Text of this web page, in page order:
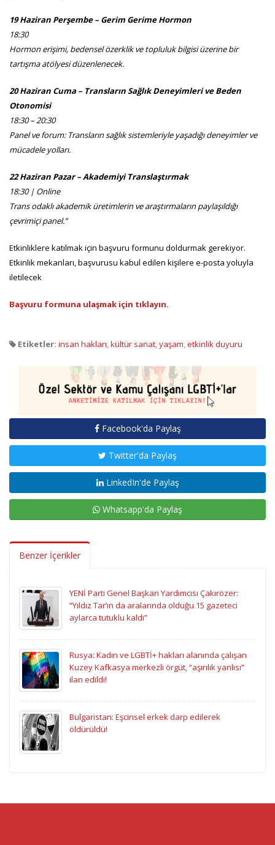
19 Haziran Perşembe – Gerim Gerime Hormon
18:30
Hormon erişimi, bedensel özerklik ve topluluk bilgisi üzerine bir
tartışma atölyesi düzenlenecek.
20 Haziran Cuma – Transların Sağlık Deneyimleri ve Beden
Otonomisi
18:30 – 20:30
Panel ve forum: Transların sağlık sistemleriyle yaşadığı deneyimler ve
mücadele yolları.
22 Haziran Pazar – Akademiyi Translaştırmak
18:30 | Online
Trans odaklı akademik üretimlerin ve araştırmaların paylaşıldığı
çevrimiçi panel.”
Etkinliklere katılmak için başvuru formunu doldurmak gerekiyor.
Etkinlik mekanları, başvurusu kabul edilen kişilere e-posta yoluyla
iletilecek
Başvuru formuna ulaşmak için tıklayın.
Etiketler: insan hakları,kültür sanat,yaşam,etkinlik duyuru
Facebook'da Paylaş
Twitter'da Paylaş
LinkedIn'de Paylaş
Whatsapp'da Paylaş
Benzer İçerikler
YENİ Parti Genel Başkan Yardımcısı Çakırözer:
“Yıldız Tar’ın da aralarında olduğu 15 gazeteci
aylarca tutuklu kaldı”
Rusya: Kadın ve LGBTİ+ hakları alanında çalışan
Kuzey Kafkasya merkezli örgüt, “aşırılık yanlısı”
ilan edildi!
Bulgaristan: Eşcinsel erkek darp edilerek
öldürüldü!